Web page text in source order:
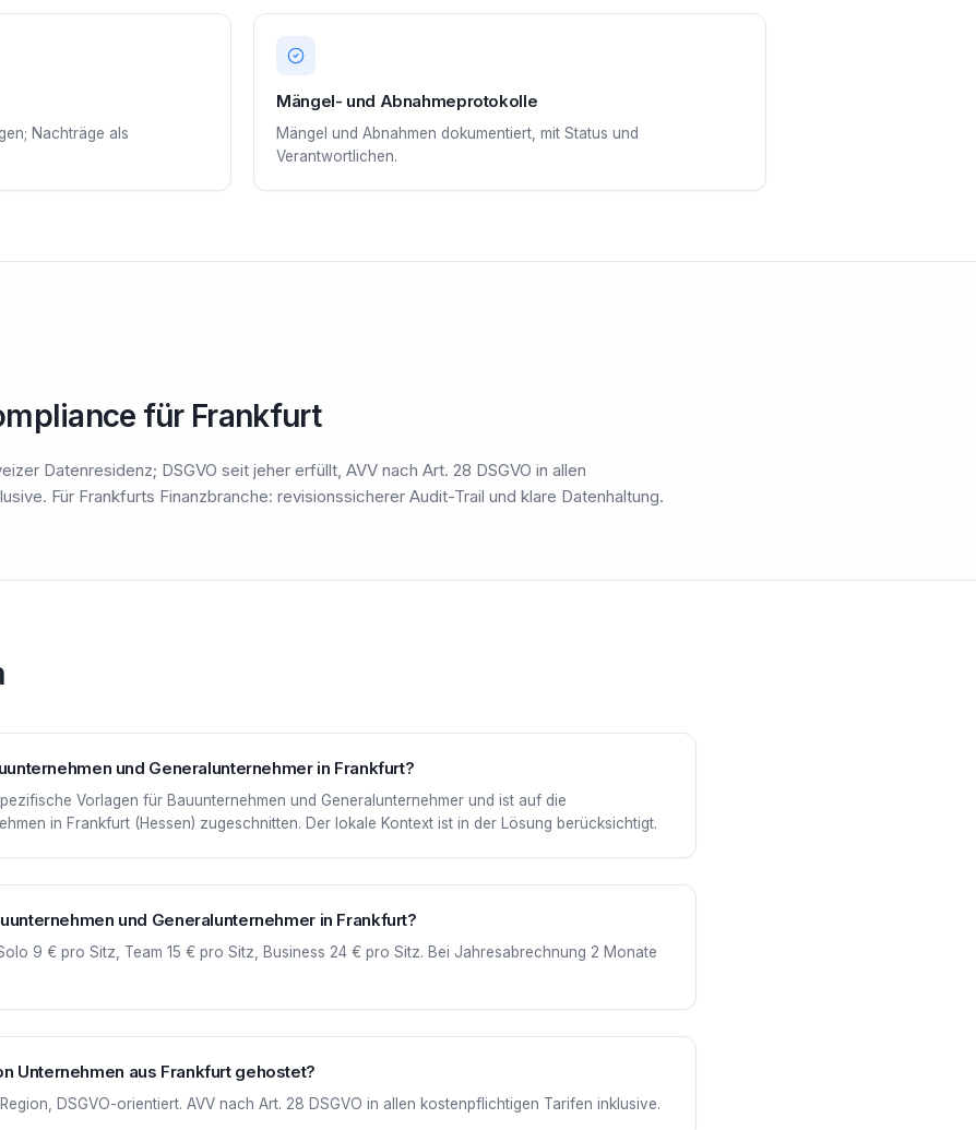
Nachträge als
Mängel- und Abnahmeprotokolle
Mängel und Abnahmen dokumentiert, mit Status und
Verantwortlichen.
für Frankfurt
Datenresidenz; DSGVO seit jeher erfüllt, AVV nach Art. 28 DSGVO in allen
Für Frankfurts Finanzbranche: revisionssicherer Audit-Trail und klare Datenhaltung.
und Generalunternehmer in Frankfurt?
Vorlagen für Bauunternehmen und Generalunternehmer und ist auf die
in Frankfurt (Hessen) zugeschnitten. Der lokale Kontext ist in der Lösung berücksichtigt.
und Generalunternehmer in Frankfurt?
9 € pro Sitz, Team 15 € pro Sitz, Business 24 € pro Sitz. Bei Jahresabrechnung 2 Monate
Unternehmen aus Frankfurt gehostet?
DSGVO-orientiert. AVV nach Art. 28 DSGVO in allen kostenpflichtigen Tarifen inklusive.